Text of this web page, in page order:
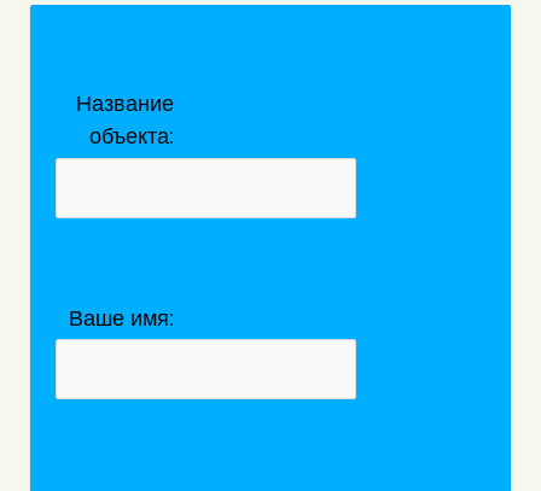
Название
объекта:
Ваше имя: